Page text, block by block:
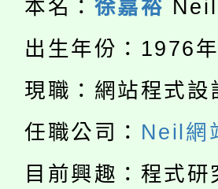
心理、諮商
系所師生報
門員」簡章
要點
「桃園市補
展演活動實
115年度「
義教育推展
公告本校
代理(課)教
「2026金融
車」活動
桃園市115
本名： 徐嘉裕
出生年份：1976年
現職：網站程式設
任職公司： Neil網
目前興趣：程式